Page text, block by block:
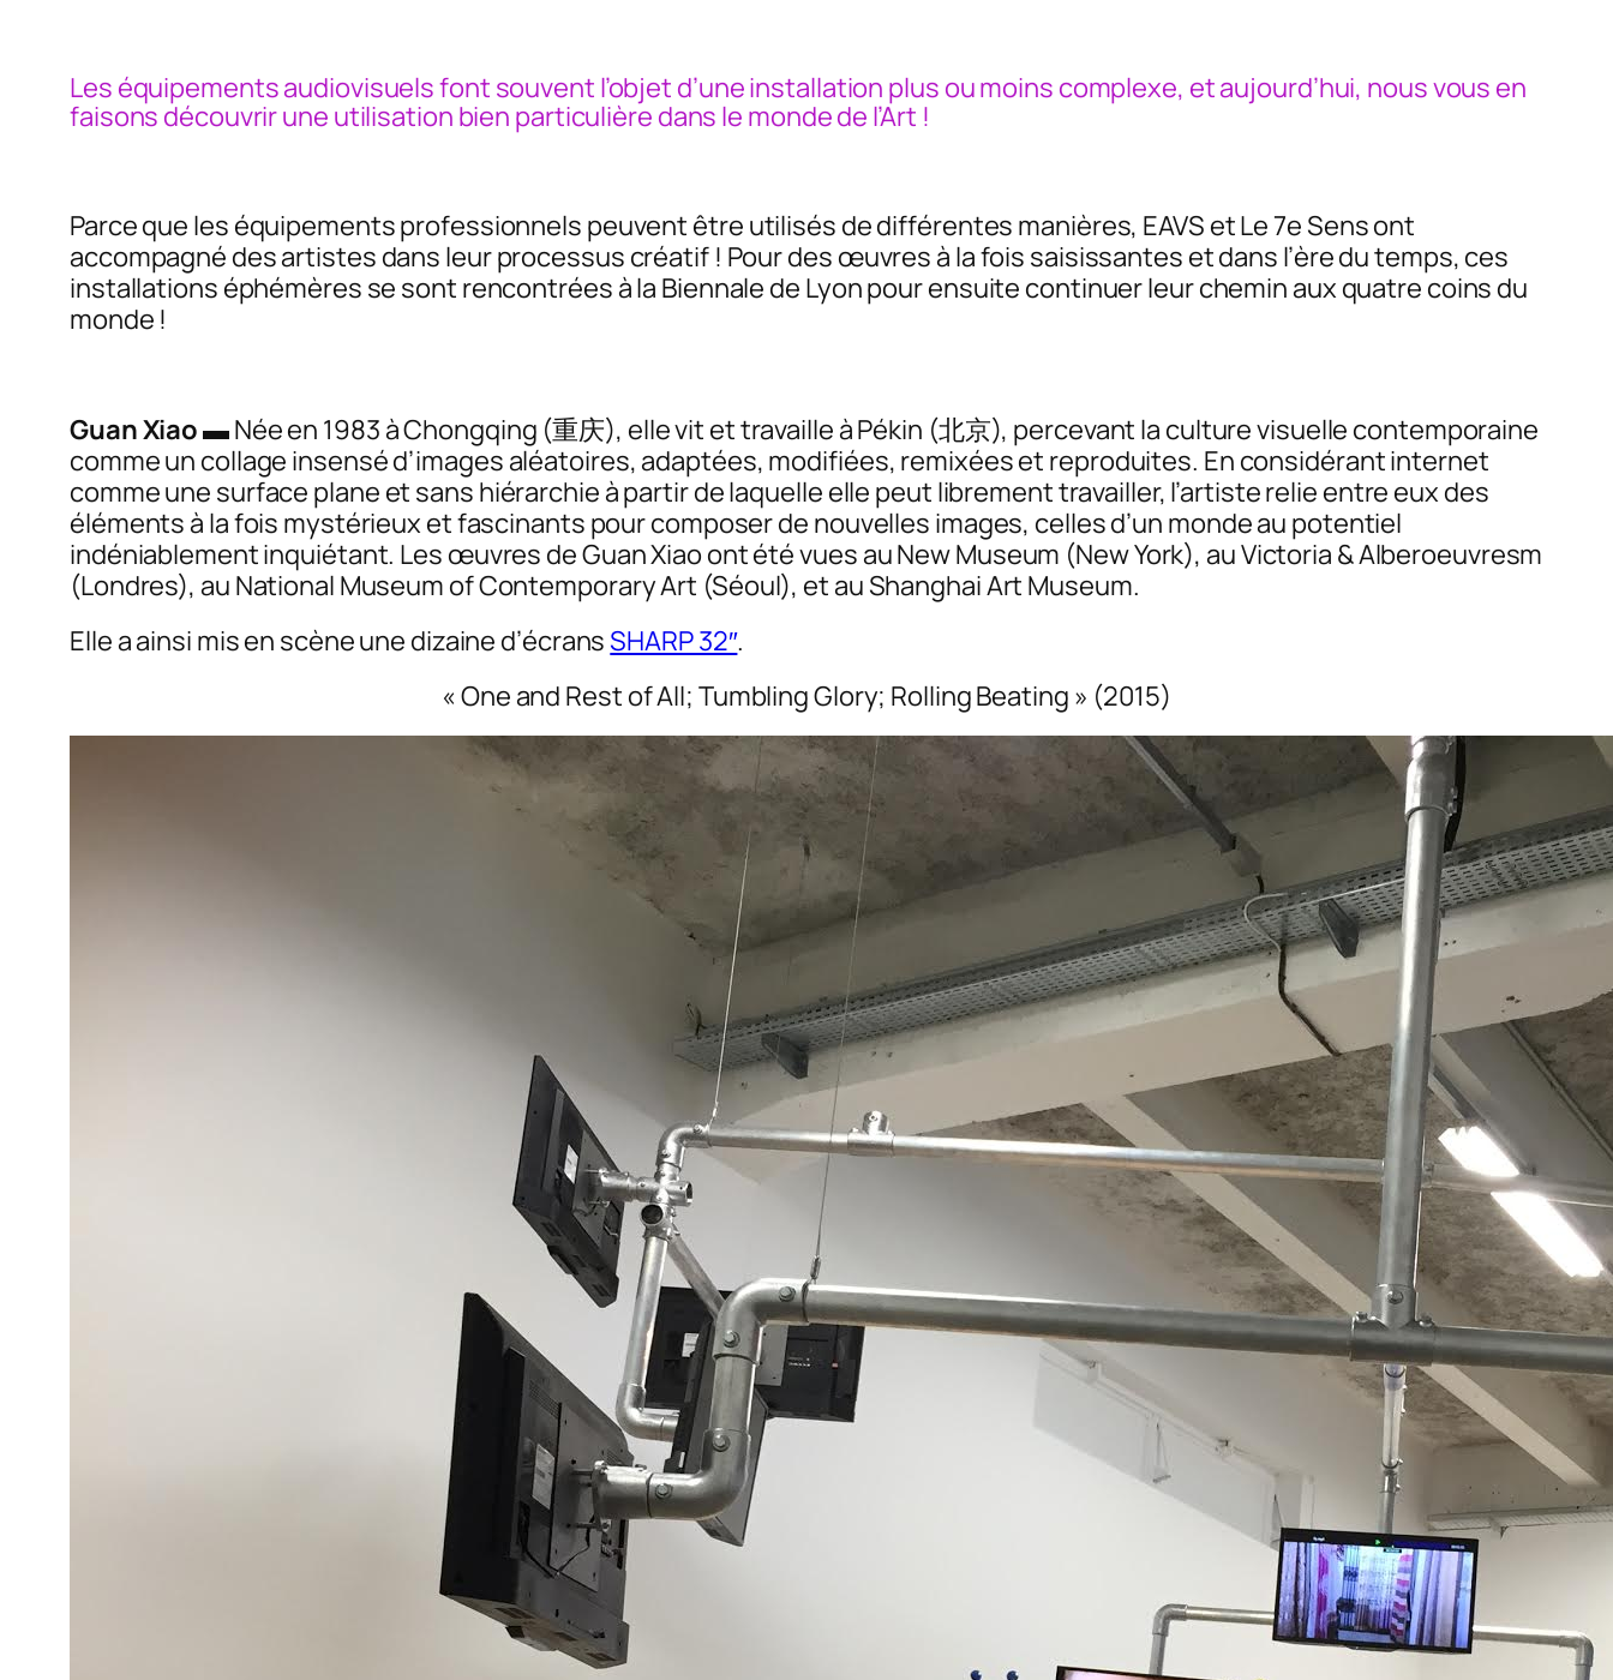
Les équipements audiovisuels font souvent l’objet d’une installation plus ou moins complexe, et aujourd’hui, nous vous en
faisons découvrir une utilisation bien particulière dans le monde de l’Art !
Parce que les équipements professionnels peuvent être utilisés de différentes manières, EAVS et Le 7e Sens ont
accompagné des artistes dans leur processus créatif ! Pour des œuvres à la fois saisissantes et dans l’ère du temps, ces
installations éphémères se sont rencontrées à la Biennale de Lyon pour ensuite continuer leur chemin aux quatre coins du
monde !
Guan Xiao▬ Née en 1983 à Chongqing (重庆), elle vit et travaille à Pékin (北京), percevant la culture visuelle contemporaine
comme un collage insensé d’images aléatoires, adaptées, modifiées, remixées et reproduites. En considérant internet
comme une surface plane et sans hiérarchie à partir de laquelle elle peut librement travailler, l’artiste relie entre eux des
éléments à la fois mystérieux et fascinants pour composer de nouvelles images, celles d’un monde au potentiel
indéniablement inquiétant. Les œuvres de Guan Xiao ont été vues au New Museum (New York), au Victoria & Alberoeuvresm
(Londres), au National Museum of Contemporary Art (Séoul), et au Shanghai Art Museum.
Elle a ainsi mis en scène une dizaine d’écrans SHARP 32″.
« One and Rest of All; Tumbling Glory; Rolling Beating » (2015)